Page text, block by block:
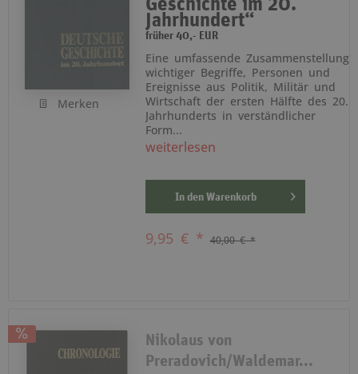
Merken
Jahrhundert“
früher 40,- EUR
Eine umfassende Zusammenstellung
wichtiger Begriffe, Personen und
Ereignisse aus Politik, Militär und
Wirtschaft der ersten Hälfte des 20.
Jahrhunderts in verständlicher
Form...
weiterlesen
In den Warenkorb
9,95 € * 40,00 € *
Nikolaus von
Preradovich/Waldemar...